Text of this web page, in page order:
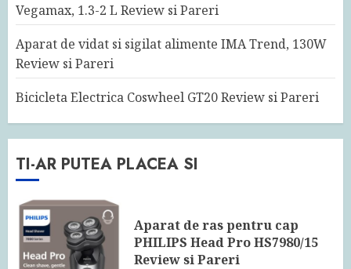
Vegamax, 1.3-2 L Review si Pareri
Aparat de vidat si sigilat alimente IMA Trend, 130W
Review si Pareri
Bicicleta Electrica Coswheel GT20 Review si Pareri
TI-AR PUTEA PLACEA SI
Aparat de ras pentru cap
PHILIPS Head Pro HS7980/15
Review si Pareri